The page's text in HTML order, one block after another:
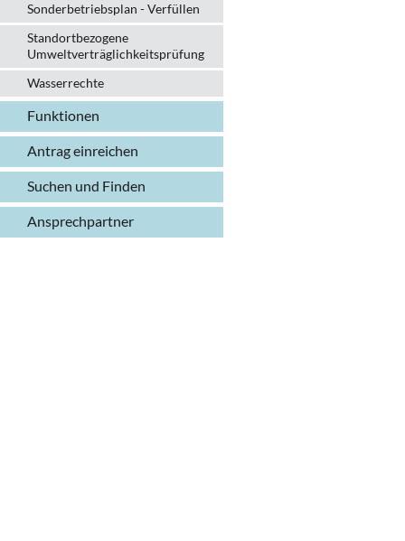
Sonderbetriebsplan - Verfüllen
Standortbezogene
Umweltverträglichkeitsprüfung
Wasserrechte
Funktionen
Antrag einreichen
Suchen und Finden
Ansprechpartner